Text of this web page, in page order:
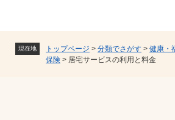
現在地 トップページ > 分類でさがす > 健康・
保険 > 居宅サービスの利用と料金